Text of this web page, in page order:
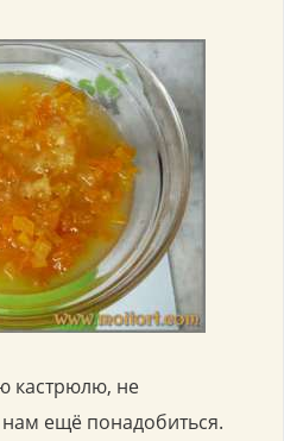
кастрюлю, не
ещё понадобиться.